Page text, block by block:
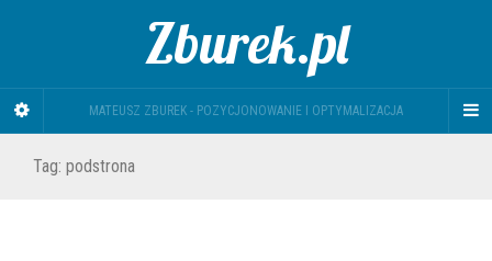
Zburek.pl
MATEUSZ ZBUREK - POZYCJONOWANIE I OPTYMALIZACJA
Tag: podstrona